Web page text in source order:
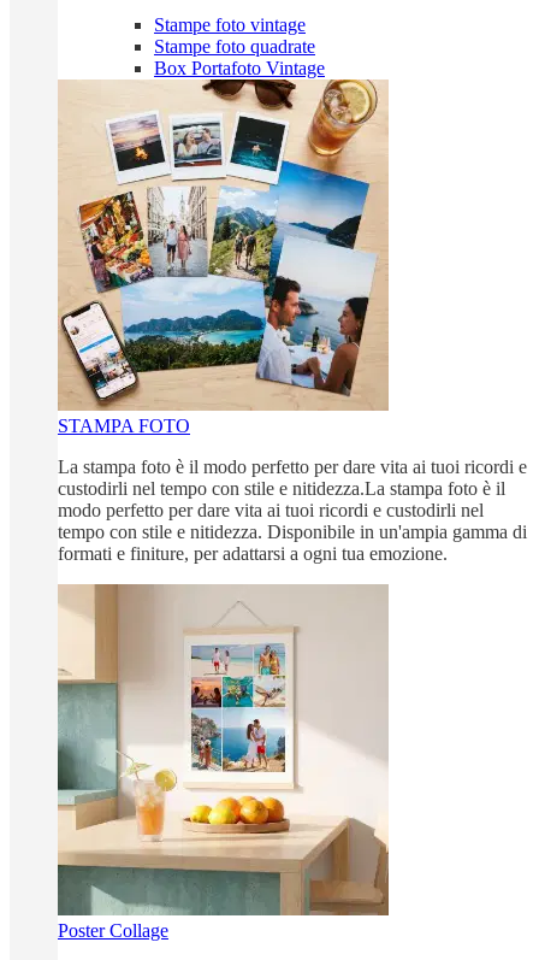
Stampe foto vintage
Stampe foto quadrate
Box Portafoto Vintage
STAMPA FOTO
La stampa foto è il modo perfetto per dare vita ai tuoi ricordi e
custodirli nel tempo con stile e nitidezza.La stampa foto è il
modo perfetto per dare vita ai tuoi ricordi e custodirli nel
tempo con stile e nitidezza. Disponibile in un'ampia gamma di
formati e finiture, per adattarsi a ogni tua emozione.
Poster Collage